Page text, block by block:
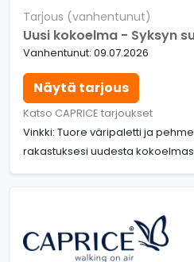
Tarjous (vanhentunut)
Uusi kokoelma - Syksyn
Vanhentunut: 09.07.2026
Näytä tarjous
Katso CAPRICE tarjoukset
Vinkki: Tuore väripaletti ja
rakastuksesi uudesta